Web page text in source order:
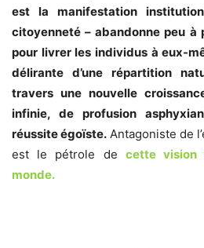
est la manifestation
citoyenneté – abandonne peu à
pour livrer les individus à eux-
délirante d’une répartition
travers une nouvelle
infinie, de profusion
réussite égoïste. Antagoniste de
est le pétrole de cette vision
monde.